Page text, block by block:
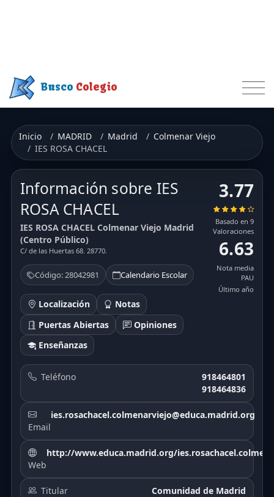
Busco Colegio
Inicio MADRID Madrid
Colmenar Viejo
IES ROSA CHACEL
Información sobre IES
ROSA CHACEL
IES ROSA CHACEL Colmenar Viejo Madrid
(Centro Público)
C/ de las Huertas 68. 28770.
Código: 28042981 Calendario Escolar
Localización
Notas
Puertas Abiertas
Opiniones
Enseñanzas
3.77
Basado en 9
Valoraciones
6.63
Nota media
PAU
Último año
Teléfono
918464801
918464836
Email
ies.rosachacel.colmenarviejo@educa.madrid.org
Web
http://www.educa.madrid.org/
Titular Comunidad de Madrid